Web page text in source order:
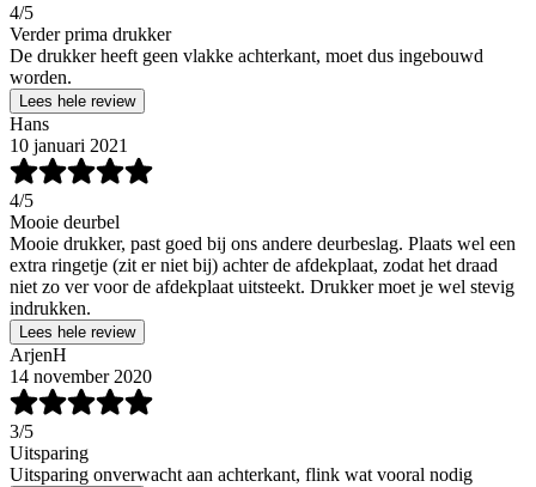
4/5
Verder prima drukker
De drukker heeft geen vlakke achterkant, moet dus ingebouwd
worden.
Lees hele review
Hans
10 januari 2021
4/5
Mooie deurbel
Mooie drukker, past goed bij ons andere deurbeslag. Plaats wel een
extra ringetje (zit er niet bij) achter de afdekplaat, zodat het draad
niet zo ver voor de afdekplaat uitsteekt. Drukker moet je wel stevig
indrukken.
Lees hele review
ArjenH
14 november 2020
3/5
Uitsparing
Uitsparing onverwacht aan achterkant, flink wat vooral nodig